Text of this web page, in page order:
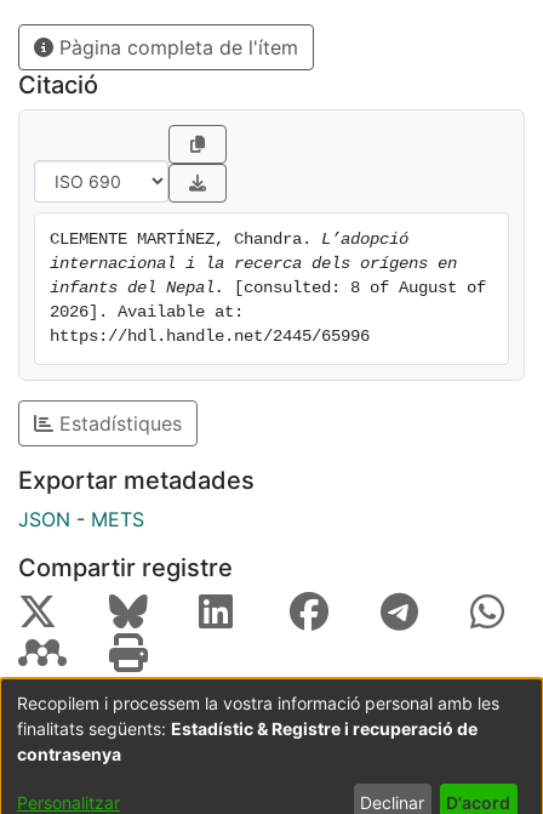
Pàgina completa de l'ítem
Citació
CLEMENTE MARTÍNEZ, Chandra. L’adopció
internacional i la recerca dels orígens en
infants del Nepal.
[consulted: 8 of August of
2026]. Available at:
https://hdl.handle.net/2445/65996
Estadístiques
Exportar metadades
JSON - METS
Compartir registre
Coordinació:CRAI UB Avís legal
Metadades
subjectes a:
Configuració
de cookies
privadesa
Recopilem i processem la vostra informació personal amb les
finalitats següents: Estadístic & Registre i recuperació de
contrasenya
Personalitzar Declinar D'acord